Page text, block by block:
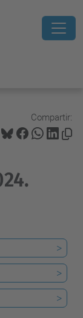
Compartir:
>
>
>